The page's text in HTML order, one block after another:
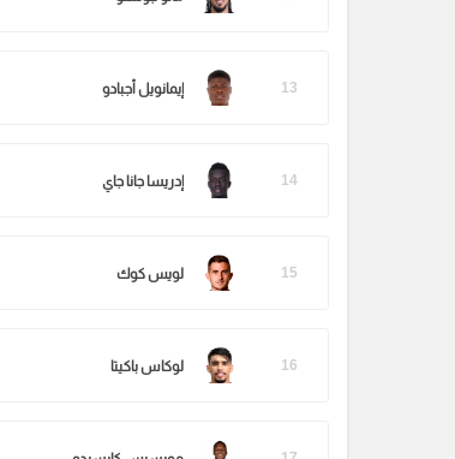
13 إيمانويل أجبادو
14 إدريسا جانا جاي
15 لويس كوك
16 لوكاس باكيتا